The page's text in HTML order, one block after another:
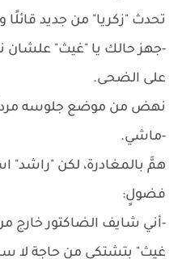
تحدث "زكريا" من جديد
-جهز حالك يا "غيث" علشان
على الضحى.
نهض من موضع جلوسه
-ماشي.
همَّ بالمغادرة، لكن "راشد"
فضولٍ:
-أني شايف الضاكتور خارج
غيث" بتشتكي من حاجة لا